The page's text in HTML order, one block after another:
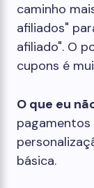
caminho
afiliados"
afiliado". O
cupons é
O que eu
pagamentos
básica.